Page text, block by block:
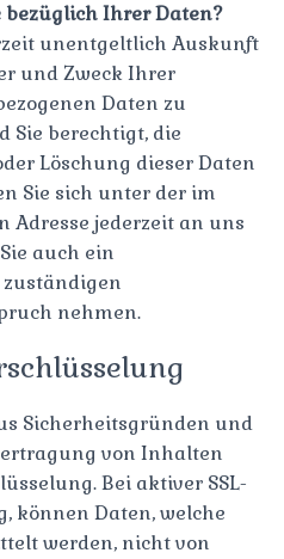
bezüglich Ihrer Daten?
unentgeltlich Auskunft
und Zweck Ihrer
Daten zu
Sie berechtigt, die
Löschung dieser Daten
Sie sich unter der im
Adresse jederzeit an uns
auch ein
zuständigen
nehmen.
Sicherheitsgründen und
von Inhalten
Bei aktiver SSL-
können Daten, welche
werden, nicht von